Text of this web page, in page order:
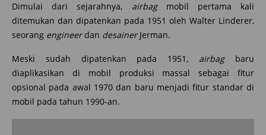
Dimulai dari sejarahnya, airbagmobil pertama kali
ditemukan dan dipatenkan pada 1951 oleh Walter Linderer,
seorang engineerdan desainerJerman.
Meski sudah dipatenkan pada 1951, airbagbaru
diaplikasikan di mobil produksi massal sebagai fitur
opsional pada awal 1970 dan baru menjadi fitur standar di
mobil pada tahun 1990-an.